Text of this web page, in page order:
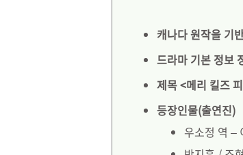
캐나다 원작을 기
드라마 기본 정보
제목 <메리 킬즈
등장인물(출연진)
우소정 역 –